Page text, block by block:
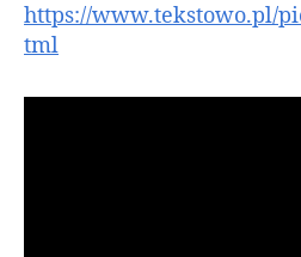
https://www.tekstowo.pl/
tml